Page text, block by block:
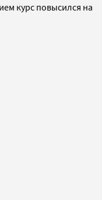
курс повысился на